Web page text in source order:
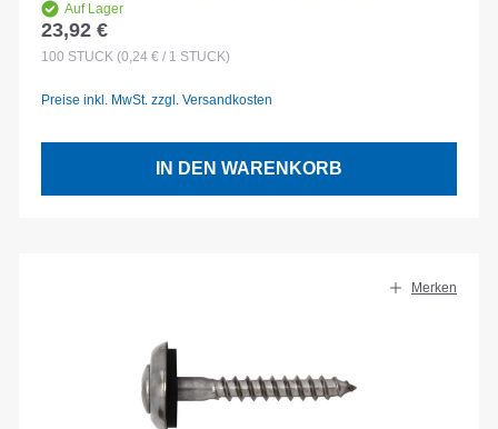
Auf Lager
Regulärer Preis:
23,92 €
100 STÜCK (0,24 € / 1 STÜCK)
Preise inkl. MwSt. zzgl. Versandkosten
IN DEN WARENKORB
Merken